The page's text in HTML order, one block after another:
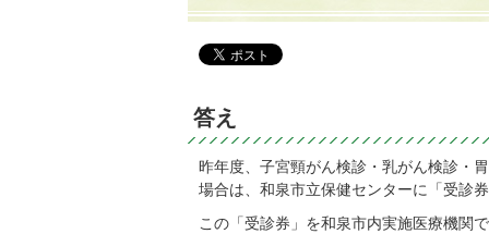
答え
昨年度、子宮頸がん検診・乳がん検診・
場合は、和泉市立保健センターに「受診
この「受診券」を和泉市内実施医療機関